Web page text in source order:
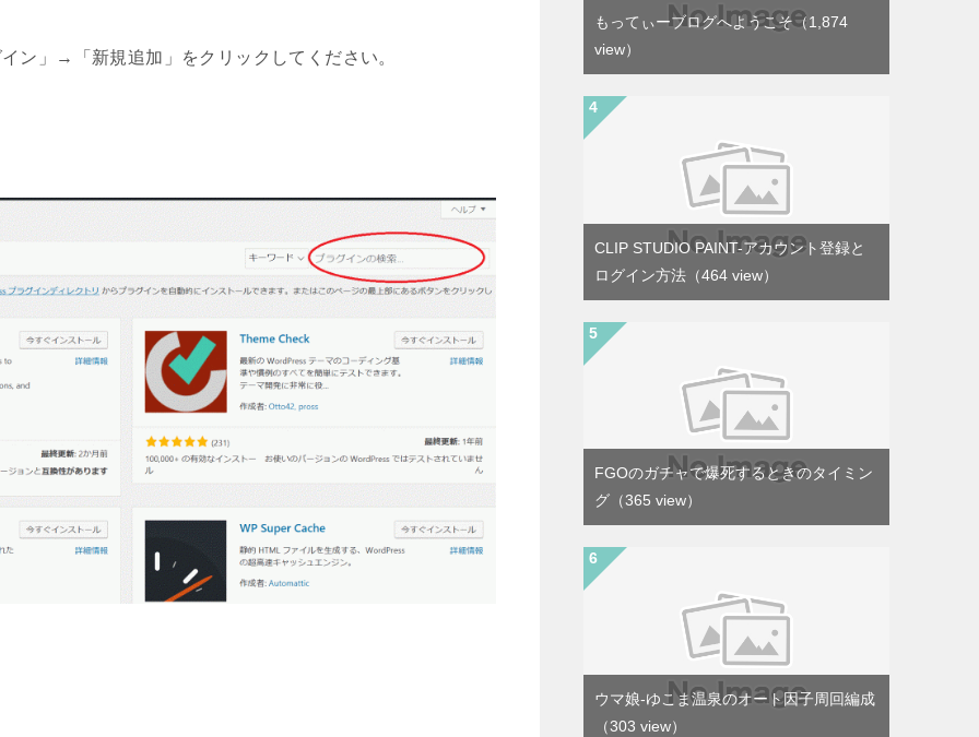
ン」→「新規追加」をクリックしてください。
もってぃーブログへようこそ（1,874
view）
CLIP STUDIO PAINT-アカウント登録と
ログイン方法 （464 view）
FGOのガチャで爆死するときのタイミン
グ （365 view）
ウマ娘-ゆこま温泉のオート因子周回編成
（303 view）